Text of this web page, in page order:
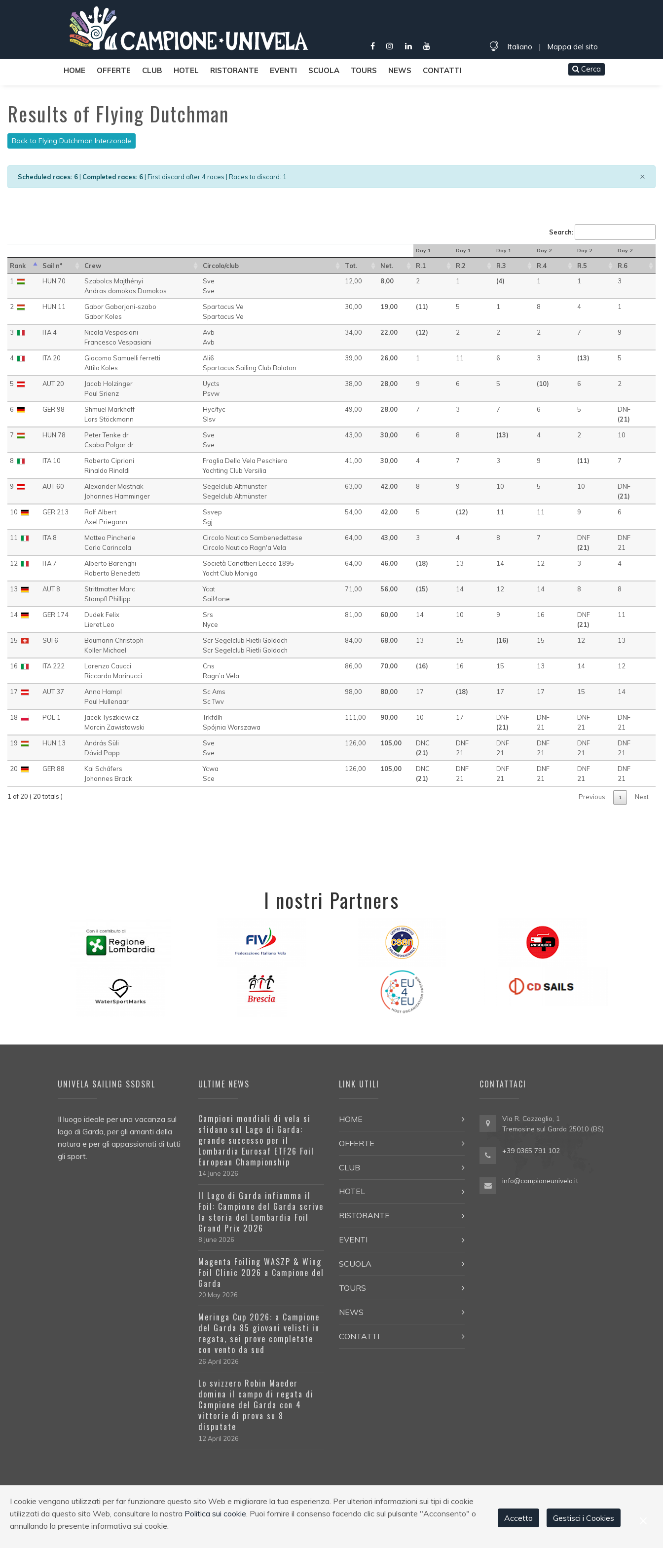
Italiano | Mappa del sito
HOME OFFERTE CLUB HOTEL RISTORANTE EVENTI SCUOLA TOURS NEWS CONTATTI Cerca
Results of Flying Dutchman
Back to Flying Dutchman Interzonale
×
Scheduled races: 6 | Completed races: 6 | First discard after 4 races | Races to discard: 1
Search:
Day 1 Day 1 Day 1 Day 2 Day 2 Day 2
Rank Sail n° Crew Circolo/club Tot. Net. R.1 R.2 R.3 R.4 R.5
R.6
1
HUN 70
Szabolcs Majthényi
Andras domokos Domokos
Sve
Sve
12,00 8,00 2 1 (4) 1 1 3
2 HUN 11
Gabor Gaborjani-szabo
Gabor Koles
Spartacus Ve
Spartacus Ve
30,00 19,00 (11) 5 1 8 4 1
3 ITA 4
Nicola Vespasiani
Francesco Vespasiani
Avb
Avb
34,00 22,00 (12) 2 2 2 7 9
4 ITA 20
Giacomo Samuelli ferretti
Attila Koles
Ali6
Spartacus Sailing Club Balaton
39,00 26,00 1 11 6 3 (13) 5
5 AUT 20
Jacob Holzinger
Paul Srienz
Uycts
Psvw
38,00 28,00 9 6 5 (10) 6 2
6 GER 98
Shmuel Markhoff
Lars Stöckmann
Hyc/fyc
Slsv
49,00 28,00 7 3 7 6 5
DNF
(21)
7
HUN 78
Peter Tenke dr
Csaba Polgar dr
Sve
Sve
43,00 30,00 6 8 (13) 4 2 10
8 ITA 10
Roberto Cipriani
Rinaldo Rinaldi
Fraglia Della Vela Peschiera
Yachting Club Versilia
41,00 30,00 4 7 3 9 (11) 7
9 AUT 60
Alexander Mastnak
Johannes Hamminger
Segelclub Altmünster
Segelclub Altmünster
63,00 42,00 8 9 10 5 10
DNF
(21)
10
GER 213
Rolf Albert
Axel Priegann
Ssvep
Sgj
54,00 42,00 5 (12) 11 11 9 6
11 ITA 8
Matteo Pincherle
Carlo Carincola
Circolo Nautico Sambenedettese
Circolo Nautico Ragn'a Vela
64,00 43,00 3 4 8 7
DNF
(21)
DNF
21
12
ITA 7
Alberto Barenghi
Roberto Benedetti
Società Canottieri Lecco 1895
Yacht Club Moniga
64,00 46,00 (18) 13 14 12 3 4
13 AUT 8
Strittmatter Marc
Stampfl Phillipp
Ycat
Sail4one
71,00 56,00 (15) 14 12 14 8 8
14 GER 174
Dudek Felix
Lieret Leo
Srs
Nyce
81,00 60,00 14 10 9 16
DNF
(21)
11
15 SUI 6
Baumann Christoph
Koller Michael
Scr Segelclub Rietli Goldach
Scr Segelclub Rietli Goldach
84,00 68,00 13 15 (16) 15 12 13
16 ITA 222
Lorenzo Caucci
Riccardo Marinucci
Cns
Ragn’a Vela
86,00 70,00 (16) 16 15 13 14 12
17 AUT 37
Anna Hampl
Paul Hullenaar
Sc Ams
Sc Twv
98,00 80,00 17 (18) 17 17 15 14
18 POL 1
Jacek Tyszkiewicz
Marcin Zawistowski
Trkfdlh
Spójnia Warszawa
111,00 90,00 10 17
DNF
(21)
DNF
21
DNF
21
DNF
21
19
HUN 13
András Süli
Dávid Papp
Sve
Sve
126,00 105,00
DNC
(21)
DNF
21
DNF
21
DNF
21
DNF
21
DNF
21
20
GER 88
Kai Schäfers
Johannes Brack
Ycwa
Sce
126,00 105,00
DNC
(21)
DNF
21
DNF
21
DNF
21
DNF
21
DNF
21
1 of 20 ( 20 totals ) Previous 1 Next
I nostri Partners
UNIVELA SAILING SSDSRL
Il luogo ideale per una vacanza sul
lago di Garda, per gli amanti della
natura e per gli appassionati di tutti
gli sport.
ULTIME NEWS
Campioni mondiali di vela si
sfidano sul Lago di Garda:
grande successo per il
Lombardia Eurosaf ETF26 Foil
European Championship
14 June 2026
Il Lago di Garda infiamma il
Foil: Campione del Garda scrive
la storia del Lombardia Foil
Grand Prix 2026
8 June 2026
Magenta Foiling WASZP & Wing
Foil Clinic 2026 a Campione del
Garda
20 May 2026
Meringa Cup 2026: a Campione
del Garda 85 giovani velisti in
regata, sei prove completate
con vento da sud
26 April 2026
Lo svizzero Robin Maeder
domina il campo di regata di
Campione del Garda con 4
vittorie di prova su 8
disputate
12 April 2026
LINK UTILI
HOME
OFFERTE
CLUB
HOTEL
RISTORANTE
EVENTI
SCUOLA
TOURS
NEWS
CONTATTI
CONTATTACI
Via R. Cozzaglio, 1
Tremosine sul Garda 25010 (BS)
+39 0365 791 102
info@campioneunivela.it
© Univela Sailing Società Sportiva Dilettantistica a R.L. Codice Regione 017189-OST-00001 | Via R. Cozzaglio, 1, 25010 Tremosine sul Garda (BS)
c.f.: 03196250983
Privacy
I cookie vengono utilizzati per far funzionare questo sito Web e migliorare la tua esperienza. Per ulteriori informazioni sui tipi di cookie
utilizzati da questo sito Web, consultare la nostra Politica sui cookie. Puoi fornire il consenso facendo clic sul pulsante "Acconsento" o
annullando la presente informativa sui cookie.
Accetto Gestisci i Cookies